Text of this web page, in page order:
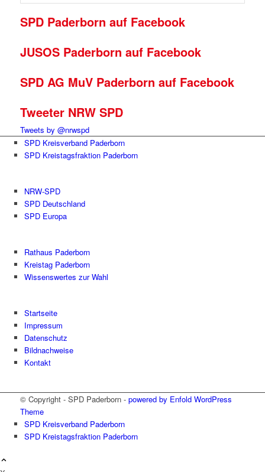
SPD Paderborn auf Facebook
JUSOS Paderborn auf Facebook
SPD AG MuV Paderborn auf Facebook
Tweeter NRW SPD
Tweets by @nrwspd
SPD Kreisverband Paderborn
SPD Kreistagsfraktion Paderborn
NRW-SPD
SPD Deutschland
SPD Europa
Rathaus Paderborn
Kreistag Paderborn
Wissenswertes zur Wahl
Startseite
Impressum
Datenschutz
Bildnachweise
Kontakt
© Copyright - SPD Paderborn - powered by Enfold WordPress
Theme
SPD Kreisverband Paderborn
SPD Kreistagsfraktion Paderborn